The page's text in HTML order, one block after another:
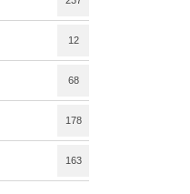
12
68
178
163